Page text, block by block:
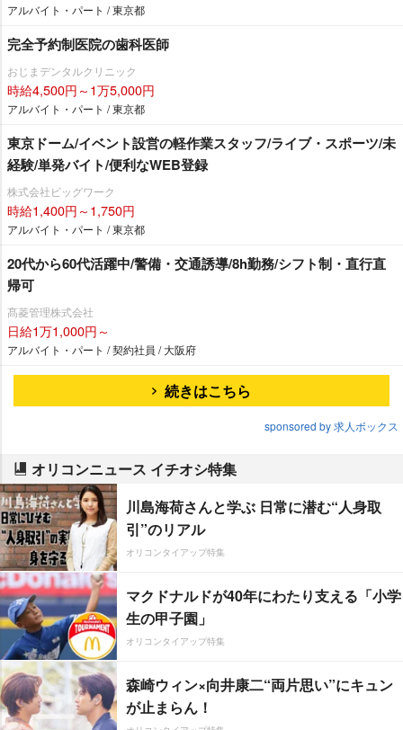
アルバイト・パート / 東京都
完全予約制医院の歯科医師
おじまデンタルクリニック
時給4,500円～1万5,000円
アルバイト・パート / 東京都
東京ドーム/イベント設営の軽作業スタッフ/ライブ・スポーツ/未
経験/単発バイト/便利なWEB登録
株式会社ビッグワーク
時給1,400円～1,750円
アルバイト・パート / 東京都
20代から60代活躍中/警備・交通誘導/8h勤務/シフト制・直行直
帰可
髙菱管理株式会社
日給1万1,000円～
アルバイト・パート / 契約社員 / 大阪府
続きはこちら
sponsored by 求人ボックス
オリコンニュース イチオシ特集
川島海荷さんと学ぶ 日常に潜む“人身取
引”のリアル
オリコンタイアップ特集
マクドナルドが40年にわたり支える「小学
生の甲子園」
オリコンタイアップ特集
森崎ウィン×向井康二“両片思い”にキュン
が止まらん！